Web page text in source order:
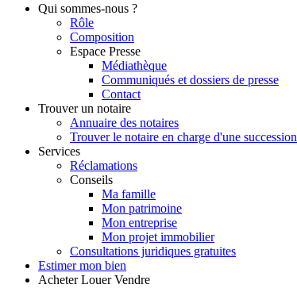
Qui sommes-nous ?
Rôle
Composition
Espace Presse
Médiathèque
Communiqués et dossiers de presse
Contact
Trouver un notaire
Annuaire des notaires
Trouver le notaire en charge d'une succession
Services
Réclamations
Conseils
Ma famille
Mon patrimoine
Mon entreprise
Mon projet immobilier
Consultations juridiques gratuites
Estimer mon bien
Acheter Louer Vendre